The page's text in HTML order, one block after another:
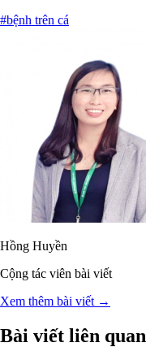
#bệnh trên cá
Hồng Huyền
Cộng tác viên bài viết
Xem thêm bài viết →
Bài viết liên quan